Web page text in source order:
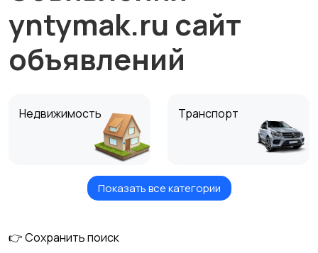
yntymak.ru сайт
объявлений
Недвижимость Транспорт
Вакансии
Показать все категории
👉 Сохранить поиск